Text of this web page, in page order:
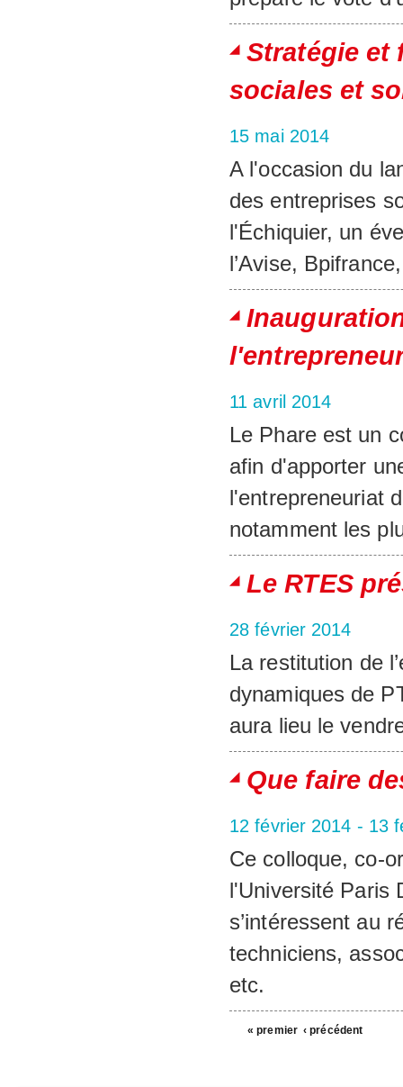
Stratégie et
sociales et
15 mai 2014
A l'occasion du
des entreprises
l'Échiquier, un
l’Avise,
11 avril 2014
Le Phare est un
afin d'apporter
l'entrepreneuriat
notamment les
Le RTES
28 février 2014
La restitution de
dynamiques de
aura lieu le
Que faire
12 février 2014 - 13
Ce colloque, co-
l'Université Paris
s’intéressent au
techniciens,
etc.
« premier ‹ précédent